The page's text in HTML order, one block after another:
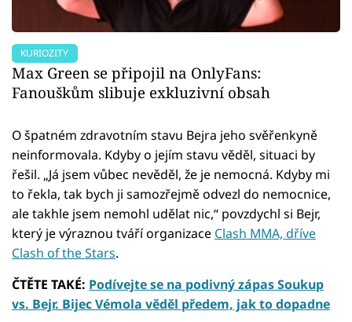
KURIOZITY
Max Green se připojil na OnlyFans:
Fanouškům slibuje exkluzivní obsah
O špatném zdravotním stavu Bejra jeho svěřenkyně
neinformovala. Kdyby o jejím stavu věděl, situaci by
řešil. „Já jsem vůbec nevěděl, že je nemocná. Kdyby mi
to řekla, tak bych ji samozřejmě odvezl do nemocnice,
ale takhle jsem nemohl udělat nic,“ povzdychl si Bejr,
který je výraznou tváří organizace Clash MMA, dříve
Clash of the Stars.
ČTĚTE TAKÉ: Podívejte se na podivný zápas Soukup
vs. Bejr. Bijec Vémola věděl předem, jak to dopadne